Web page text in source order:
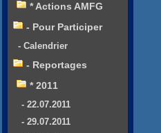
* Actions AMFG
- Pour Participer
- Calendrier
- Reportages
* 2011
- 22.07.2011
- 29.07.2011